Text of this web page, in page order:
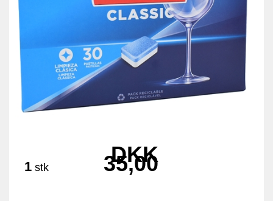
1 stk
DKK
35,00